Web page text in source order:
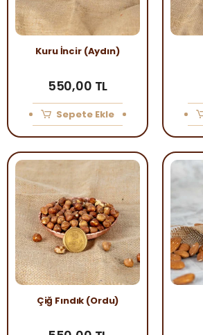
Kuru İncir (Aydın)
550,00 TL
Sepete Ekle
Çiğ Fındık (Ordu)